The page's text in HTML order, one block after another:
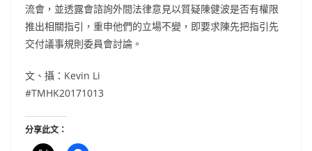
流會，並透露會諮詢外間法律意見以質疑陳健波是否有權限
推出相關指引，重申他們的立場不變，即要求陳先把指引先
交付議事規則委員會討論。
文、攝：Kevin Li
#TMHK20171013
分享此文：